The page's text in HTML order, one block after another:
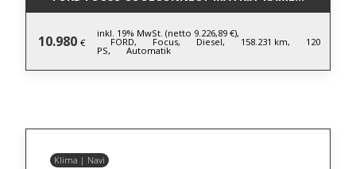
10.980 €
inkl. 19% MwSt. (netto 9.226,89 €),
FORD, Focus, Diesel, 158.231 km, 120
PS, Automatik
Klima | Navi